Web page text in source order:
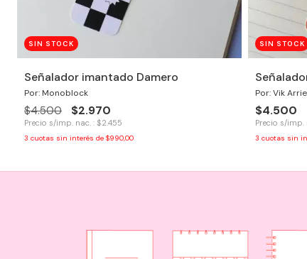
SIN STOCK
Señalador imantado Damero
Por: Monoblock
$4.500 $2.970
Precio s/imp. nac. : $2.455
3 cuotas sin interés de $990,00
SIN STOCK
Por: Vik
$4.500
Precio s/imp.
3 cuotas sin